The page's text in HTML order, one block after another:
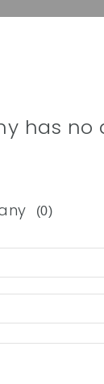
has no
(0)